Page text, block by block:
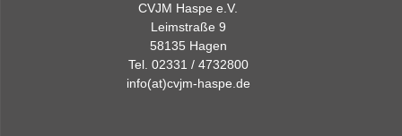
CVJM Haspe e.V.
Leimstraße 9
58135 Hagen
Tel. 02331 / 4732800
info(at)cvjm-haspe.de